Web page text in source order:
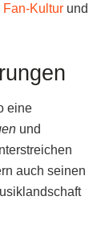
Fan-Kultur und
eine
und
auch seinen